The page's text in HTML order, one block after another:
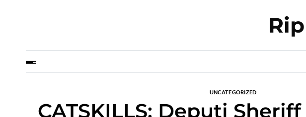
UNCATEGORIZED
CATSKILLS: Deputi